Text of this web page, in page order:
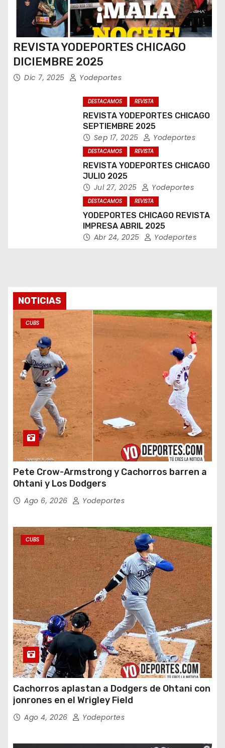
REVISTA YODEPORTES CHICAGO
DICIEMBRE 2025
Dic 7, 2025 Yodeportes
DESTACAMOS REVISTA
REVISTA YODEPORTES CHICAGO
SEPTIEMBRE 2025
Sep 17, 2025 Yodeportes
DESTACAMOS REVISTA
REVISTA YODEPORTES CHICAGO
JULIO 2025
Jul 27, 2025 Yodeportes
DESTACAMOS REVISTA
YODEPORTES CHICAGO REVISTA
IMPRESA ABRIL 2025
Abr 24, 2025 Yodeportes
NOTICIAS
CUBS
Pete Crow-Armstrong y Cachorros barren a
Ohtani y Los Dodgers
Ago 6, 2026 Yodeportes
CUBS
Cachorros aplastan a Dodgers de Ohtani con
jonrones en el Wrigley Field
Ago 4, 2026 Yodeportes